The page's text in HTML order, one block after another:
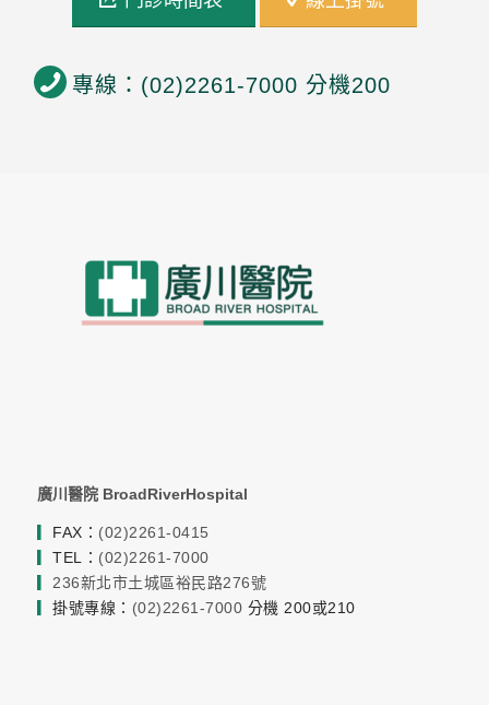
專線：(02)2261-7000 分機200
廣川醫院 BroadRiverHospital
FAX： (02)2261-0415
▎TEL： (02)2261-7000
236新北市土城區裕民路276號
▎掛號專線： (02)2261-7000 分機 200或210